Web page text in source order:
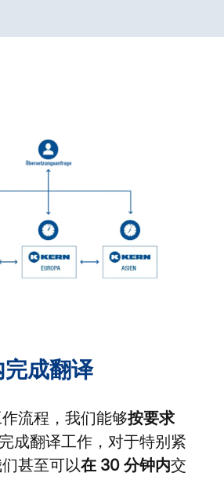
成翻译
流程，我们能够按要求
完成翻译工作，对于特别紧
甚至可以在 30 分钟内交